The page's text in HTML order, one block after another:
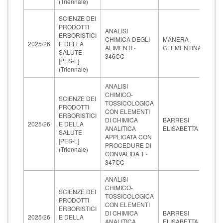
2025/26
SCIENZE DEI
PRODOTTI
ERBORISTICI
E DELLA
SALUTE
[PES-L]
(Triennale)
ANALISI
CHIMICA DEGLI
ALIMENTI -
346CC
MANERA
CLEMENTINA
2025/26
SCIENZE DEI
PRODOTTI
ERBORISTICI
E DELLA
SALUTE
[PES-L]
(Triennale)
ANALISI
CHIMICO-
TOSSICOLOGICA
CON ELEMENTI
DI CHIMICA
ANALITICA
APPLICATA CON
PROCEDURE DI
CONVALIDA 1 -
347CC
BARRESI
ELISABETTA
2025/26
SCIENZE DEI
PRODOTTI
ERBORISTICI
E DELLA
ANALISI
CHIMICO-
TOSSICOLOGICA
CON ELEMENTI
DI CHIMICA
ANALITICA
BARRESI
ELISABETTA